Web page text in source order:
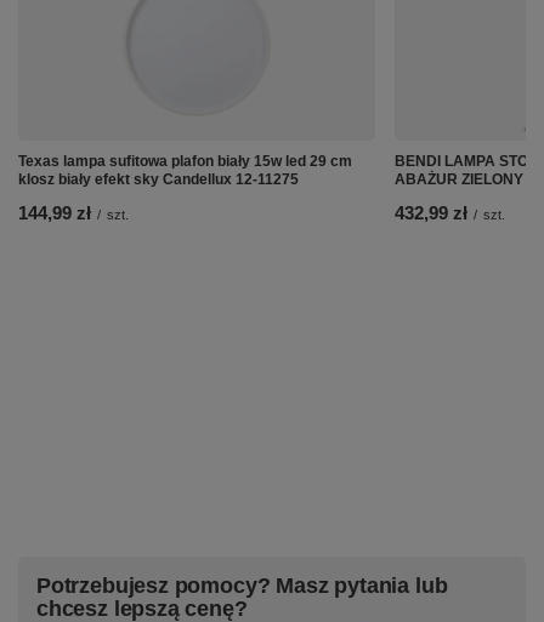
Texas lampa sufitowa plafon biały 15w led 29 cm
klosz biały efekt sky Candellux 12-11275
144,99 zł / szt.
BENDI LAMPA
ABAŻUR ZIELONY
432,99 zł / szt.
Potrzebujesz pomocy? Masz pytania lub
chcesz lepszą cenę?